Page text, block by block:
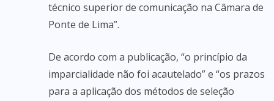
técnico superior de comunicação na Câmara de
Ponte de Lima”.
De acordo com a publicação, “o princípio da
imparcialidade não foi acautelado” e “os prazos
para a aplicação dos métodos de seleção